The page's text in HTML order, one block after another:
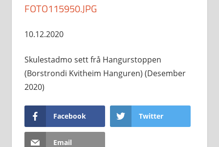
FOTO115950.JPG
10.12.2020
Skulestadmo sett frå Hangurstoppen
(Borstrondi Kvitheim Hanguren) (Desember
2020)
Facebook Twitter
Email